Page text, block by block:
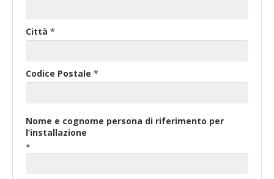
Città *
Codice Postale *
Nome e cognome persona di riferimento per
l’installazione
*